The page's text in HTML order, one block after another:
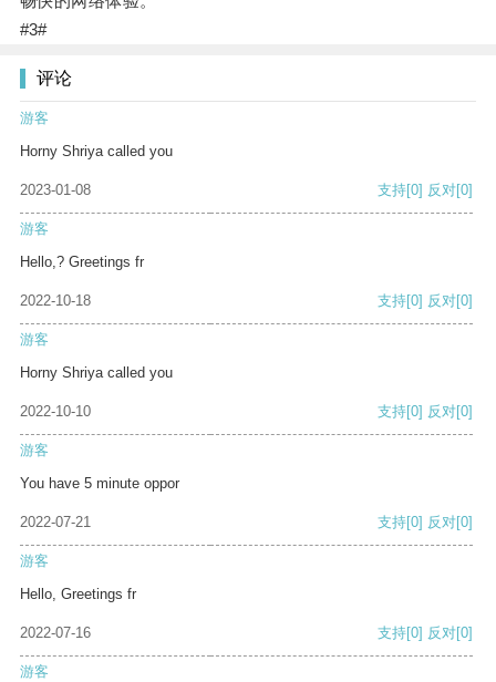
#3#
评论
游客
Horny Shriya called you
2023-01-08 支持[0] 反对[0]
游客
Hello,? Greetings fr
2022-10-18 支持[0] 反对[0]
游客
Horny Shriya called you
2022-10-10 支持[0] 反对[0]
游客
You have 5 minute oppor
2022-07-21 支持[0] 反对[0]
游客
Hello, Greetings fr
2022-07-16 支持[0] 反对[0]
游客